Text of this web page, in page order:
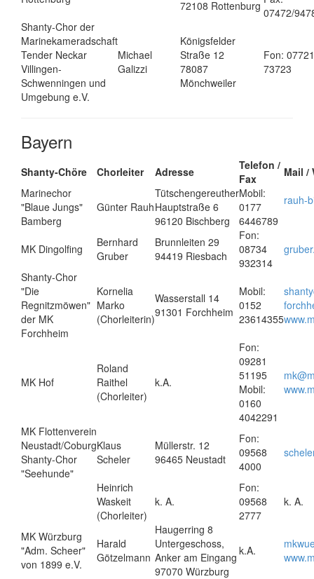
72108 Rottenburg 07472/
Shanty-Chor der
Marinekameradschaft
Tender Neckar
Villingen-
Schwenningen und
Umgebung e.V.
Michael
Galizzi
Königsfelder
Straße 12
78087
Mönchweiler
Fon:
73723
Bayern
Shanty-Chöre Chorleiter Adresse
Telefon /
Fax
Mail /
Marinechor
"Blaue Jungs"
Bamberg
Günter Rauh
Tütschengereuther
Hauptstraße 6
96120 Bischberg
Mobil:
0177
6446789
rauh-
MK Dingolfing
Bernhard
Gruber
Brunnleiten 29
94419 Riesbach
Fon:
08734
932314
Shanty-Chor
"Die
Regnitzmöwen"
der MK
Forchheim
Kornelia
Marko
(Chorleiterin)
Wasserstall 14
91301 Forchheim
Mobil:
0152
23614355
MK Hof
Roland
Raithel
(Chorleiter)
k.A.
Fon:
09281
51195
Mobil:
0160
4042291
MK Flottenverein
Neustadt/Coburg
Shanty-Chor
"Seehunde"
Klaus
Scheler
Müllerstr. 12
96465 Neustadt
Fon:
09568
4000
Heinrich
Waskeit
(Chorleiter)
k. A.
Fon:
09568
2777
k. A.
MK Würzburg
"Adm. Scheer"
von 1899 e.V.
Harald
Götzelmann
Haugerring 8
Untergeschoss,
Anker am Eingang
97070 Würzburg
k.A.